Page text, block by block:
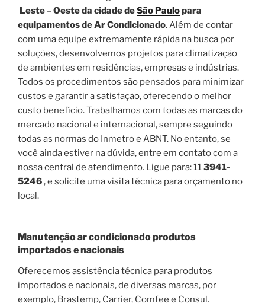
Leste –Oeste da cidade deSão Paulopara
equipamentos de Ar Condicionado. Além de contar
com uma equipe extremamente rápida na busca por
soluções, desenvolvemos projetos para climatização
de ambientes em residências, empresas e indústrias.
Todos os procedimentos são pensados para minimizar
custos e garantir a satisfação, oferecendo o melhor
custo benefício. Trabalhamos com todas as marcas do
mercado nacional e internacional, sempre seguindo
todas as normas do Inmetro e ABNT. No entanto, se
você ainda estiver na dúvida, entre em contato com a
nossa central de atendimento. Ligue para: 113941-
5246, e solicite uma visita técnica para orçamento no
local.
Manutenção ar condicionado produtos
importados e nacionais
Oferecemos assistência técnica para produtos
importados e nacionais, de diversas marcas, por
exemplo, Brastemp, Carrier, Comfee e Consul.